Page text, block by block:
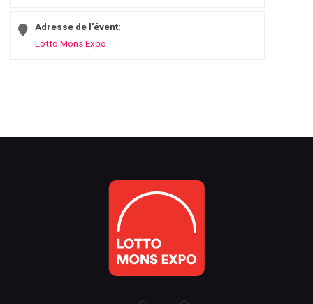
Adresse de l'évent:
Lotto Mons Expo